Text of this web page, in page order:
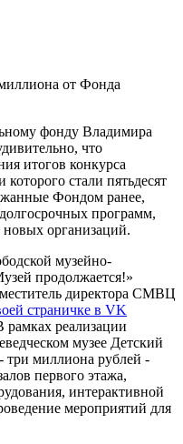
фонду Владимира
что
итогов конкурса
которого стали пятьдесят
Фондом ранее,
программ,
организаций.
музейно-
продолжается!»
директора СМВЦ
страничке в VK
рамках реализации
музее Детский
три миллиона рублей -
первого этажа,
интерактивной
мероприятий для